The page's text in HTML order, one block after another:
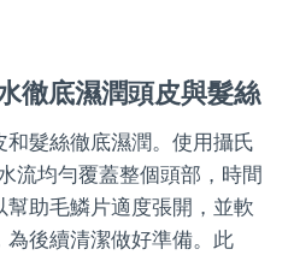
徹底濕潤頭皮與髮絲
髮絲徹底濕潤。使用攝氏
流均勻覆蓋整個頭部，時間
助毛鱗片適度張開，並軟
後續清潔做好準備。此